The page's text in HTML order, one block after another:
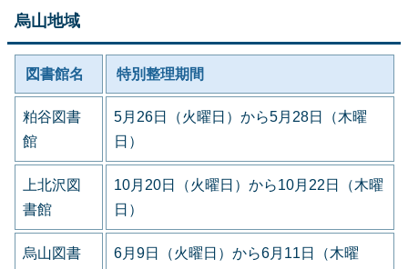
烏山地域
図書館名 特別整理期間
粕谷図書
館
5月26日（火曜日）から5月28日（木曜
日）
上北沢図
書館
10月20日（火曜日）から10月22日（木曜
日）
烏山図書
6月9日（火曜日）から6月11日（木曜